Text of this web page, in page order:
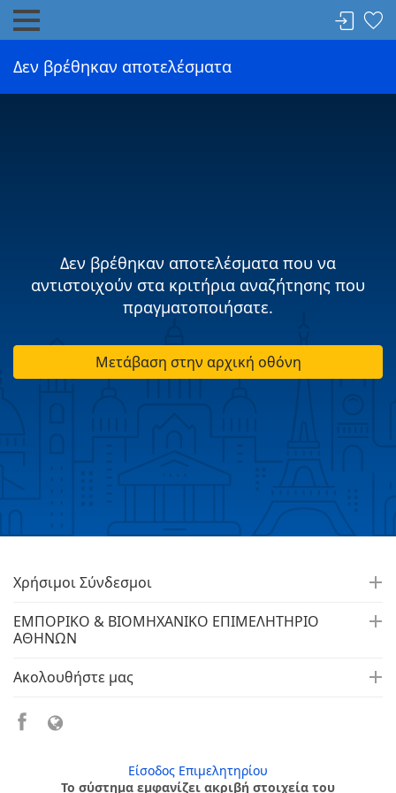
Δεν βρέθηκαν αποτελέσματα
Δεν βρέθηκαν αποτελέσματα που να
αντιστοιχούν στα κριτήρια αναζήτησης που
πραγματοποιήσατε.
Μετάβαση στην αρχική οθόνη
Χρήσιμοι Σύνδεσμοι
ΕΜΠΟΡΙΚΟ & ΒΙΟΜΗΧΑΝΙΚΟ ΕΠΙΜΕΛΗΤΗΡΙΟ
ΑΘΗΝΩΝ
Ακολουθήστε μας
Είσοδος Επιμελητηρίου
Το σύστημα εμφανίζει ακριβή στοιχεία του